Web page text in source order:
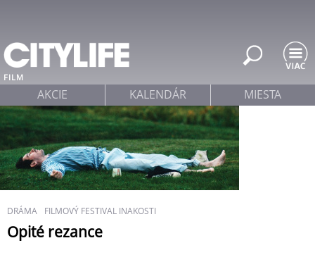
FILM
DRÁMA FILMOVÝ FESTIVAL INAKOSTI
Opité rezance
AKCIE KALENDÁR MIESTA